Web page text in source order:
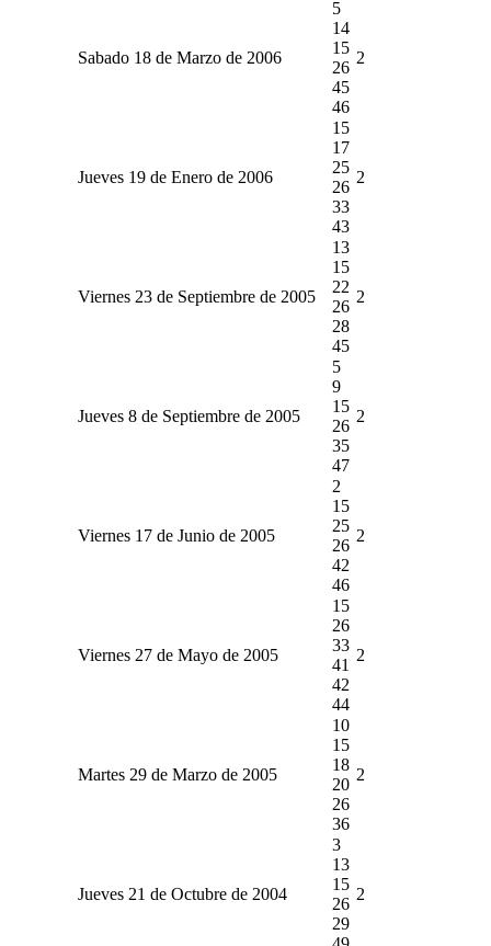
Sabado 18 de Marzo de 2006
5
14
15
26
45
46
2
Jueves 19 de Enero de 2006
15
17
25
26
33
43
2
Viernes 23 de Septiembre de 2005
13
15
22
26
28
45
2
Jueves 8 de Septiembre de 2005
5
9
15
26
35
47
2
Viernes 17 de Junio de 2005
2
15
25
26
42
46
2
Viernes 27 de Mayo de 2005
15
26
33
41
42
44
2
Martes 29 de Marzo de 2005
10
15
18
20
26
36
2
Jueves 21 de Octubre de 2004
3
13
15
26
29
2